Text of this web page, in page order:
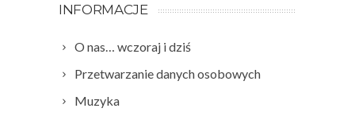
INFORMACJE
O nas… wczoraj i dziś
Przetwarzanie danych osobowych
Muzyka